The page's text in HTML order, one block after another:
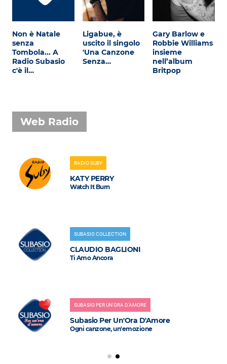
Non è Natale
senza
Tombola... A
Radio Subasio
c'è il…
Ligabue, è
uscito il singolo
'Una Canzone
Senza…
Gary Barlow e
Robbie Williams
insieme
nell’album
Britpop
Web Radio
RADIO SUBY
KATY PERRY
Watch It Burn
SUBASIO COLLECTION
CLAUDIO BAGLIONI
Ti Amo Ancora
SUBASIO PER UN'ORA D'AMORE
Subasio Per Un'Ora D'Amore
Ogni canzone, un'emozione